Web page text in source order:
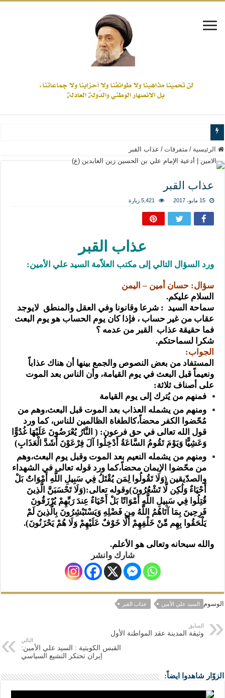
www.alamine.net
مواقف وآراء العلاّمة السيد علي الأمين من الأحداث والقضايا - اضغط للاطلاع
إذا كان التسنن هو الإيمان بسنة رسول الله ( صلى الله عليه وآله) فكلّ
علاقات المذاهب والأديان لا يجوز أن تكون على حساب الأوطان
لن تحمينا مذاهبنا ولا طوائفنا ولا أحزابنا ولا جماعاتنا، بل الإنصهار الوطني والدولة
ليست المنفعة تأتي من إسلامية النّظام كما لا تأتي المضرة من مسيحية النظام
المتهاون بوطنه متهاون بدينه حتماً
الرئيسية / متفرقات / عذاب القبر
عذاب القبر
15 مايو، 2017 5,421 زيارة
عذاب القبر
ورد السؤال التالي إلى مكتب العلاّمة السيد علي الأمين:
سؤال: حسان أمين – اليمن
السلام عليكم.
سماحة السيد : شرعا وقانونا وفي العقل والمنطق لايوجد
عقاب من غير حساب ، فإذا كان يوم الحساب هو يوم البعث
فما حقيقة عذاب القبر من عدمه ؟
شكرا لسماحتكم.
الجواب:
المستفاد من بعض النصوص والجمع بينها أن هناك عذاباً
ونعيماً قبل البعث في يوم القيامة، وأن الناس بعد الموت
على أصناف ثلاثة:
فمنهم من يُترك إلى يوم القيامة
ومنهم من يشمله العذاب بعد الموت قبل البعث،وهم من
مُحّضوا الكفر محضاً،كالطغاة الظالمين للناس، كما ورد
قول الله تعالى في حق فرعون: ( النَّارُ يُعْرَضُونَ عَلَيْهَا غُدُوًّا
وَعَشِيًّا وَيَوْمَ تَقُومُ السَّاعَةُ أَدْخِلُوا آلَ فِرْعَوْنَ أَشَدَّ الْعَذَابِ)
ومنهم من يشمله النعيم بعد الموت وقبل يوم البعث،وهم
من محّضوا الإيمان محضاً،كما ورد قوله تعالى في الشهداء
والصدّيقين (وَلَا تَقُولُوا لِمَن يُقْتَلُ فِي سَبِيلِ اللَّهِ أَمْوَاتٌ بَلْ
أَحْيَاءٌ وَلَٰكِن لَّا تَشْعُرُونَ)وقوله تعالى:(وَلَا تَحْسَبَنَّ الَّذِينَ
قُتِلُوا فِي سَبِيلِ اللَّهِ أَمْوَاتًا بَلْ أَحْيَاءٌ عِندَ رَبِّهِمْ يُرْزَقُونَ
فَرِحِينَ بِمَا آتَاهُمُ اللَّهُ مِن فَضْلِهِ وَيَسْتَبْشِرُونَ بِالَّذِينَ لَمْ
يَلْحَقُوا بِهِم مِّنْ خَلْفِهِمْ أَلَّا خَوْفٌ عَلَيْهِمْ وَلَا هُمْ يَحْزَنُونَ).
والله سبحانه وتعالى هو الأعلم.
شارك وانشر
الوسوم السيد علي الأمين عذاب القبر
السابق
وثيقة المدينة عقد المواطنة الأول
التالي
القبس الكويتية : السيد علي الأمين:
إيران تحتكر التشيع السياسي
الزوّار شاهدوا ايضاً: